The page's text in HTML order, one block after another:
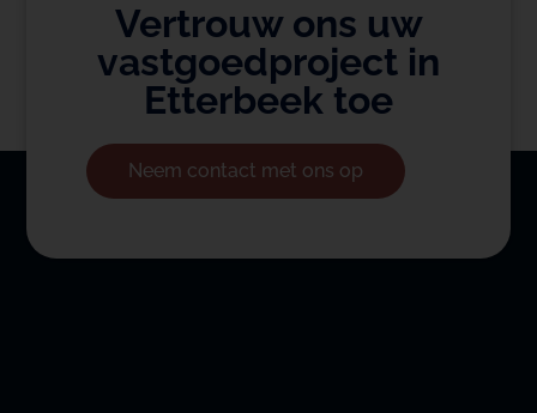
Vertrouw ons uw
vastgoedproject in
Etterbeek toe
Neem contact met ons op